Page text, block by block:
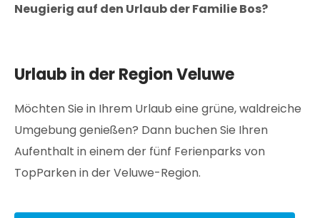
Neugierig auf den Urlaub der Familie Bos?
Urlaub in der Region Veluwe
Möchten Sie in Ihrem Urlaub eine grüne, waldreiche
Umgebung genießen? Dann buchen Sie Ihren
Aufenthalt in einem der fünf Ferienparks von
TopParken in der Veluwe-Region.